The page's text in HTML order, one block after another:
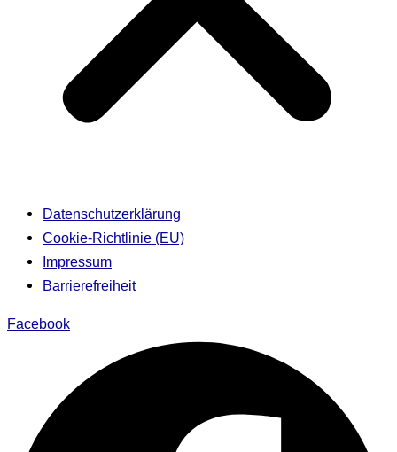
Datenschutzerklärung
Cookie-Richtlinie (EU)
Impressum
Barrierefreiheit
Facebook